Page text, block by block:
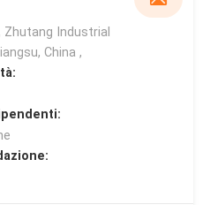
Zhutang Industrial
China ,